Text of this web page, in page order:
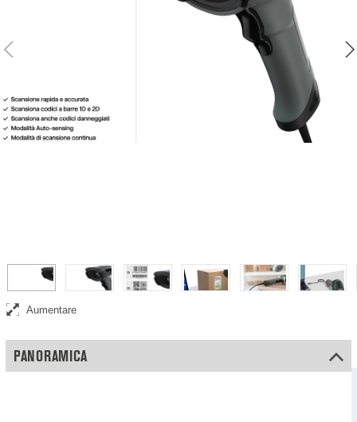
Scanner per codici a barre Safescan 330-W
Aumentare
PANORAMICA